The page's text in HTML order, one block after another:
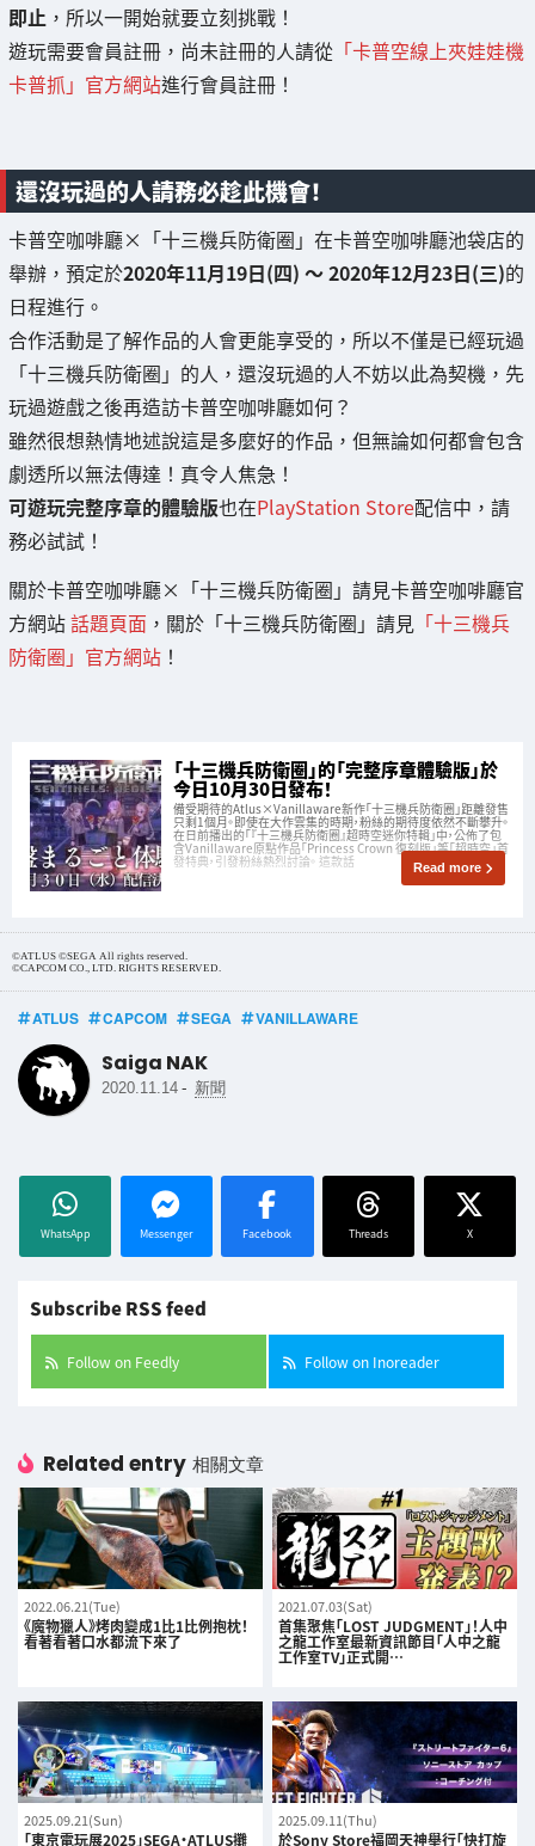
即止 ，所以一開始就要立刻挑戰！
遊玩需要會員註冊，尚未註冊的人請從 「卡普空線上夾娃娃機
卡普抓」官方網站進行會員註冊！
還沒玩過的人請務必趁此機會！
卡普空咖啡廳×「十三機兵防衛圈」在卡普空咖啡廳池袋店的
舉辦，預定於2020年11月19日(四) ～ 2020年12月23日(三)的
日程進行。
合作活動是了解作品的人會更能享受的，所以不僅是已經玩過
「十三機兵防衛圈」的人，還沒玩過的人不妨以此為契機，先
玩過遊戲之後再造訪卡普空咖啡廳如何？
雖然很想熱情地述說這是多麼好的作品，但無論如何都會包含
劇透所以無法傳達！真令人焦急！
可遊玩完整序章的體驗版也在PlayStation Store配信中，請
務必試試！
關於卡普空咖啡廳×「十三機兵防衛圈」請見卡普空咖啡廳官
方網站話題頁面 ，關於「十三機兵防衛圈」請見 「十三機兵
防衛圈」官方網站 ！
「十三機兵防衛圈」的「完整序章體驗版」於
今日10月30日發布！
備受期待的Atlus×Vanillaware新作「十三機兵防衛圈」距離發售
只剩1個月。即使在大作雲集的時期，粉絲的期待度依然不斷攀升。
在日前播出的「『十三機兵防衛圈』超時空迷你特輯」中，公佈了包
含Vanillaware原點作品「Princess Crown 復刻版」等「超時空」首
發特典，引發粉絲熱烈討論。 這款話 Read more
©ATLUS ©SEGA All rights reserved.
©CAPCOM CO., LTD. RIGHTS RESERVED.
ATLUS CAPCOM SEGA VANILLAWARE
Saiga NAK
2020.11.14 - 新聞
WhatsApp Messenger Facebook Threads X
Subscribe RSS feed
Follow on Feedly Follow on Inoreader
Related entry 相關文章
2022.06.21(Tue)
《魔物獵人》烤肉變成1比1比例抱枕！
看著看著口水都流下來了
2021.07.03(Sat)
首集聚焦「LOST JUDGMENT」！人中
之龍工作室最新資訊節目「人中之龍
工作室TV」正式開…
2025.09.21(Sun)
「東京電玩展2025」SEGA・ATLUS攤
2025.09.11(Thu)
於Sony Store福岡天神舉行「快打旋